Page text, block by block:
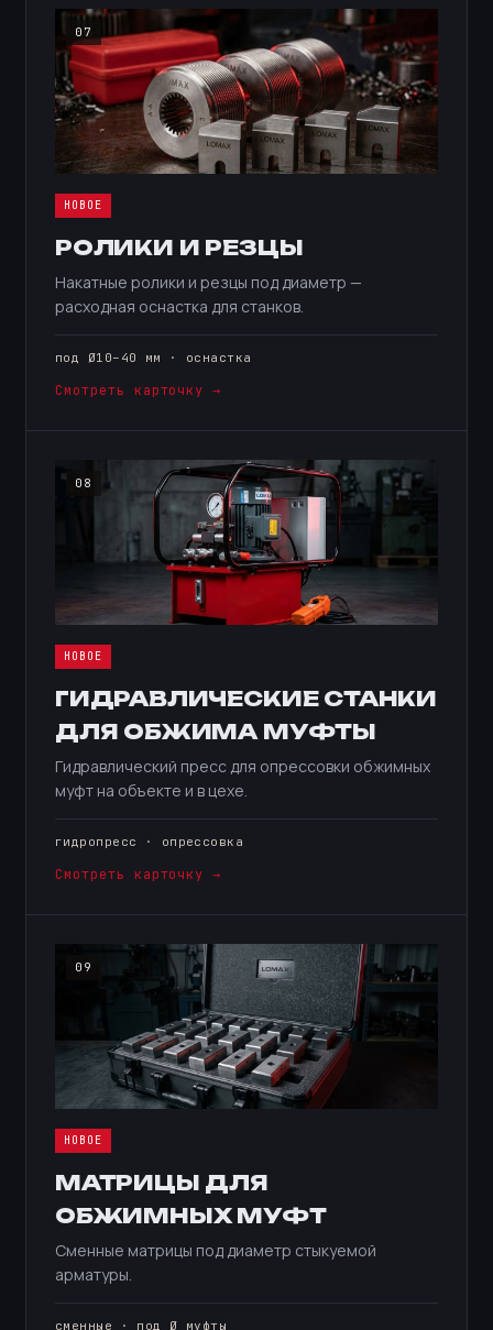
07
НОВОЕ
РОЛИКИ И РЕЗЦЫ
Накатные ролики и резцы под диаметр —
расходная оснастка для станков.
под Ø10–40 мм · оснастка
Смотреть карточку →
08
НОВОЕ
ГИДРАВЛИЧЕСКИЕ СТАНКИ
ДЛЯ ОБЖИМА МУФТЫ
Гидравлический пресс для опрессовки обжимных
муфт на объекте и в цехе.
гидропресс · опрессовка
Смотреть карточку →
09
НОВОЕ
МАТРИЦЫ ДЛЯ
ОБЖИМНЫХ МУФТ
Сменные матрицы под диаметр стыкуемой
арматуры.
сменные · под Ø муфты